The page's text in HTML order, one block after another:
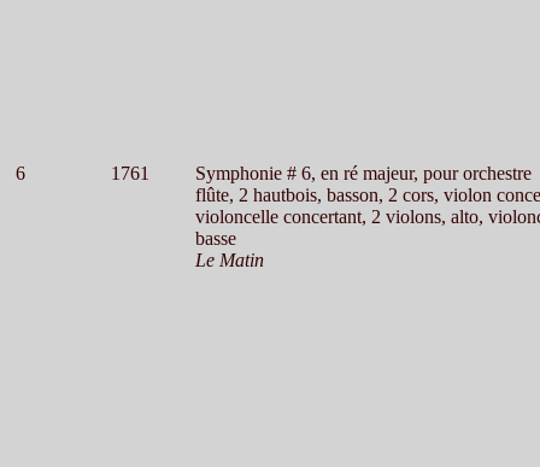
6 1761
Symphonie # 6, en ré majeur, pour orchestre
flûte, 2 hautbois, basson, 2 cors, violon
violoncelle concertant, 2 violons, alto,
basse
Le Matin